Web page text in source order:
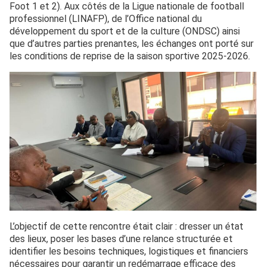
Foot 1 et 2). Aux côtés de la Ligue nationale de football
professionnel (LINAFP), de l’Office national du
développement du sport et de la culture (ONDSC) ainsi
que d’autres parties prenantes, les échanges ont porté sur
les conditions de reprise de la saison sportive 2025-2026.
L’objectif de cette rencontre était clair : dresser un état
des lieux, poser les bases d’une relance structurée et
identifier les besoins techniques, logistiques et financiers
nécessaires pour garantir un redémarrage efficace des